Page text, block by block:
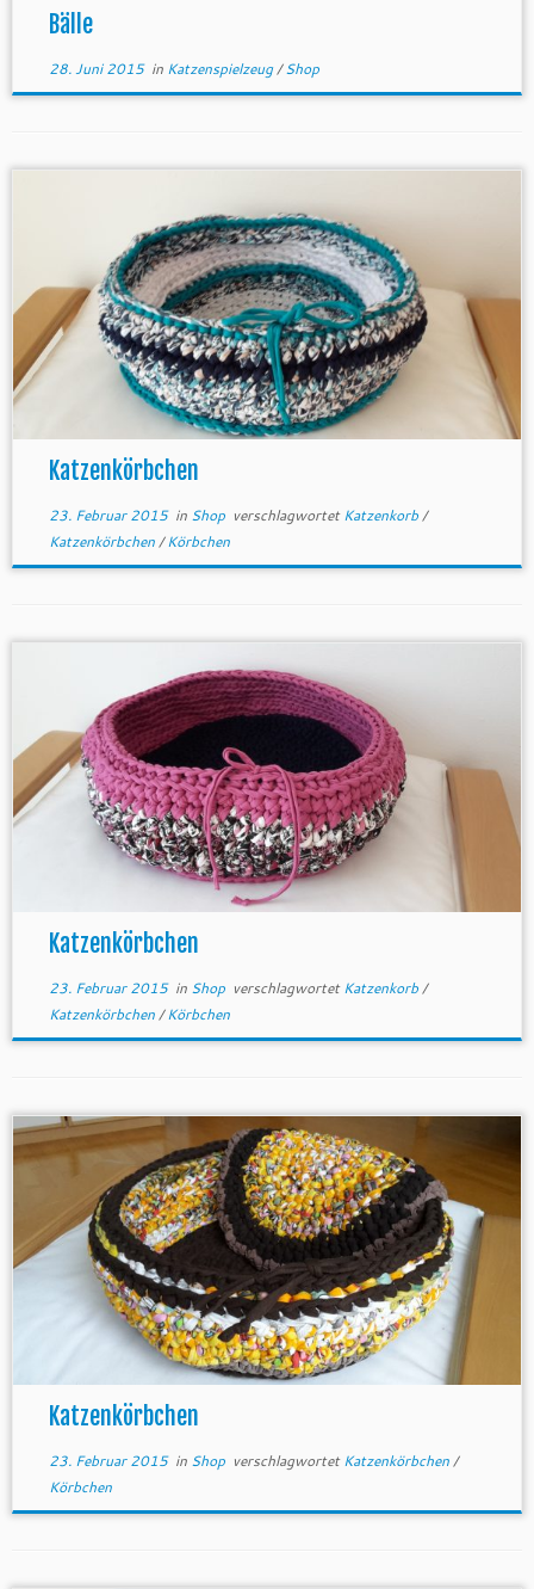
Bälle
28. Juni 2015in Katzenspielzeug/Shop
Katzenkörbchen
23. Februar 2015in Shop verschlagwortetKatzenkorb/
Katzenkörbchen/Körbchen
Katzenkörbchen
23. Februar 2015in Shop verschlagwortetKatzenkorb/
Katzenkörbchen/Körbchen
Katzenkörbchen
23. Februar 2015in Shop verschlagwortetKatzenkörbchen/
Körbchen